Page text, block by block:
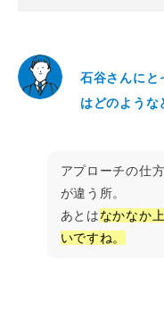
石谷さんにと
はどのような
アプローチの仕
が違う所。
あとはなかなか
いですね。